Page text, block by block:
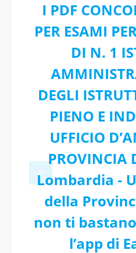
I PDF
PER ESAMI
DI N. 1
DEGLI
PIENO E
UFFICIO
PROVINCIA
Lombardia -
della
non ti
l’app di